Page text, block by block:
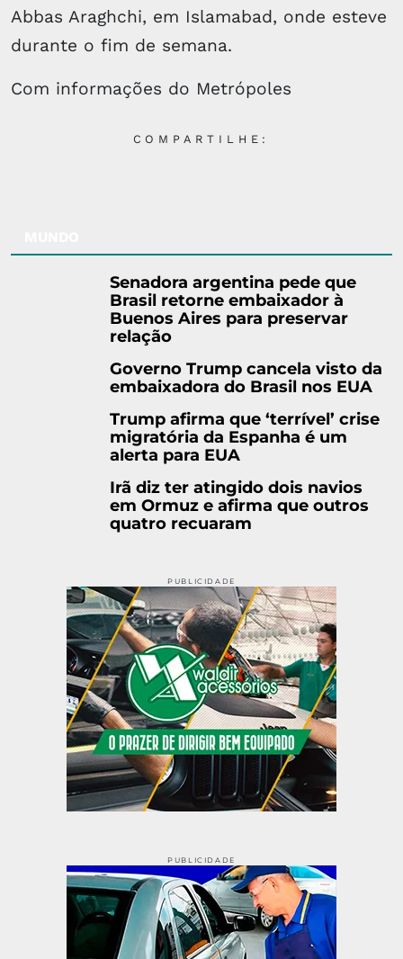
Abbas Araghchi, em Islamabad, onde esteve
durante o fim de semana.
Com informações do Metrópoles
COMPARTILHE:
Senadora argentina pede que
Brasil retorne embaixador à
Buenos Aires para preservar
relação
Governo Trump cancela visto da
embaixadora do Brasil nos EUA
Trump afirma que ‘terrível’ crise
migratória da Espanha é um
alerta para EUA
Irã diz ter atingido dois navios
em Ormuz e afirma que outros
quatro recuaram
PUBLICIDADE
PUBLICIDADE